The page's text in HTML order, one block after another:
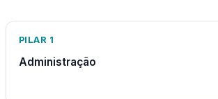
PILAR 1
Administração